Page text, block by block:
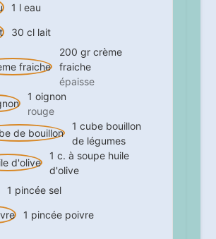
1 l eau
30 cl lait
200 gr crème
fraiche
épaisse
1 oignon
rouge
1 cube bouillon
de légumes
1 c. à soupe huile
d'olive
1 pincée sel
1 pincée poivre